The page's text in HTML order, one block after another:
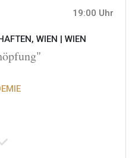
19:00 Uhr
WIEN | WIEN